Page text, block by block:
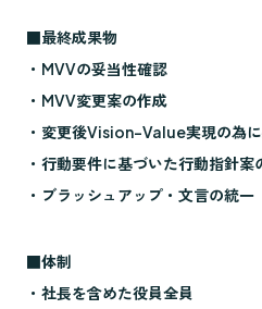
■最終成果物
・MVVの妥当性確認
・MVV変更案の作成
・変更後Vision-Value実現の為
・行動要件に基づいた行動指針案
・ブラッシュアップ・文言の統一
■体制
・社長を含めた役員全員